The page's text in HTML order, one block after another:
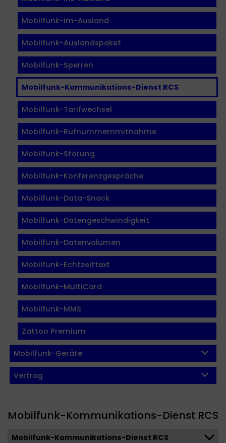
Mobilfunk-im-Ausland
Mobilfunk-Auslandspaket
Mobilfunk-Sperren
Mobilfunk-Kommunikations-Dienst RCS
Mobilfunk-Tarifwechsel
Mobilfunk-Rufnummernmitnahme
Mobilfunk-Störung
Mobilfunk-Konferenzgespräche
Mobilfunk-Data-Snack
Mobilfunk-Datengeschwindigkeit
Mobilfunk-Datenvolumen
Mobilfunk-Echtzeittext
Mobilfunk-MultiCard
Mobilfunk-MMS
Zattoo Premium
Mobilfunk-Geräte
Vertrag
Mobilfunk-Kommunikations-Dienst RCS
Mobilfunk-Kommunikations-Dienst RCS